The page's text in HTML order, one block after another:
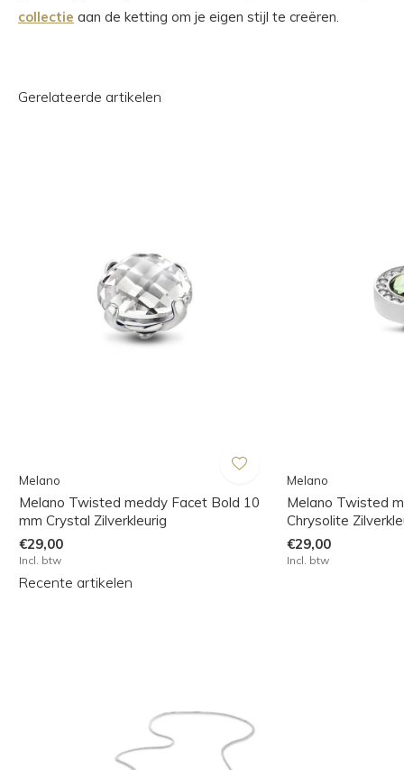
collectie aan de ketting om je eigen stijl te creëren.
Gerelateerde artikelen
Melano
Melano Twisted meddy Facet Bold 10
mm Crystal Zilverkleurig
€29,00
Incl. btw
Melano
Melano Twisted
Chrysolite
€29,00
Incl. btw
Recente artikelen